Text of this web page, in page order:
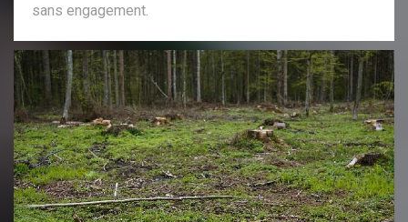
sans engagement.